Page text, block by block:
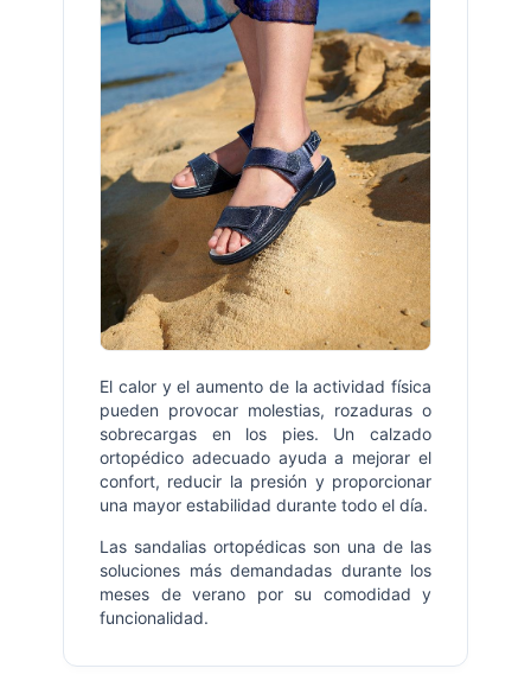
El calor y el aumento de la actividad física
pueden provocar molestias, rozaduras o
sobrecargas en los pies. Un calzado
ortopédico adecuado ayuda a mejorar el
confort, reducir la presión y proporcionar
una mayor estabilidad durante todo el día.
Las sandalias ortopédicas son una de las
soluciones más demandadas durante los
meses de verano por su comodidad y
funcionalidad.